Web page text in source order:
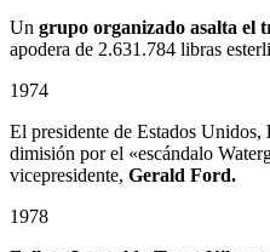
Un grupo organizado asalta el
apodera de 2.631.784 libras
1974
El presidente de Estados Unidos,
dimisión por el «escándalo
vicepresidente, Gerald Ford.
1978